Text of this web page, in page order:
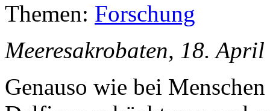
Themen: Forschung
Meeresakrobaten, 18.
Genauso wie bei